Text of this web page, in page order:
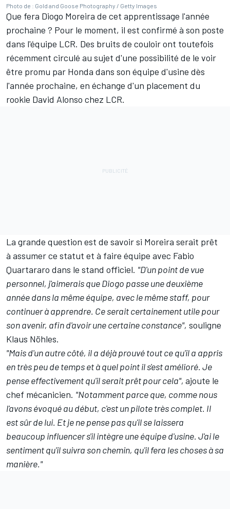
Photo de : Gold and Goose Photography / Getty Images
Que fera Diogo Moreira de cet apprentissage l'année
prochaine ? Pour le moment, il est confirmé à son poste
dans l'équipe LCR. Des bruits de couloir ont toutefois
récemment circulé au sujet d'une possibilité de le voir
être promu par Honda dans son équipe d'usine dès
l'année prochaine, en échange d'un placement du
rookie David Alonso chez LCR.
La grande question est de savoir si Moreira serait prêt
à assumer ce statut et à faire équipe avec Fabio
Quartararo dans le stand officiel. "D'un point de vue
personnel, j'aimerais que Diogo passe une deuxième
année dans la même équipe, avec le même staff, pour
continuer à apprendre. Ce serait certainement utile pour
son avenir, afin d'avoir une certaine constance", souligne
Klaus Nöhles.
"Mais d'un autre côté, il a déjà prouvé tout ce qu'il a appris
en très peu de temps et à quel point il s'est amélioré. Je
pense effectivement qu'il serait prêt pour cela", ajoute le
chef mécanicien. "Notamment parce que, comme nous
l'avons évoqué au début, c'est un pilote très complet. Il
est sûr de lui. Et je ne pense pas qu'il se laissera
beaucoup influencer s'il intègre une équipe d'usine. J'ai le
sentiment qu'il suivra son chemin, qu'il fera les choses à sa
manière."